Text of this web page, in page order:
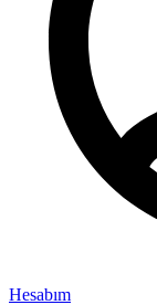
Hesabım